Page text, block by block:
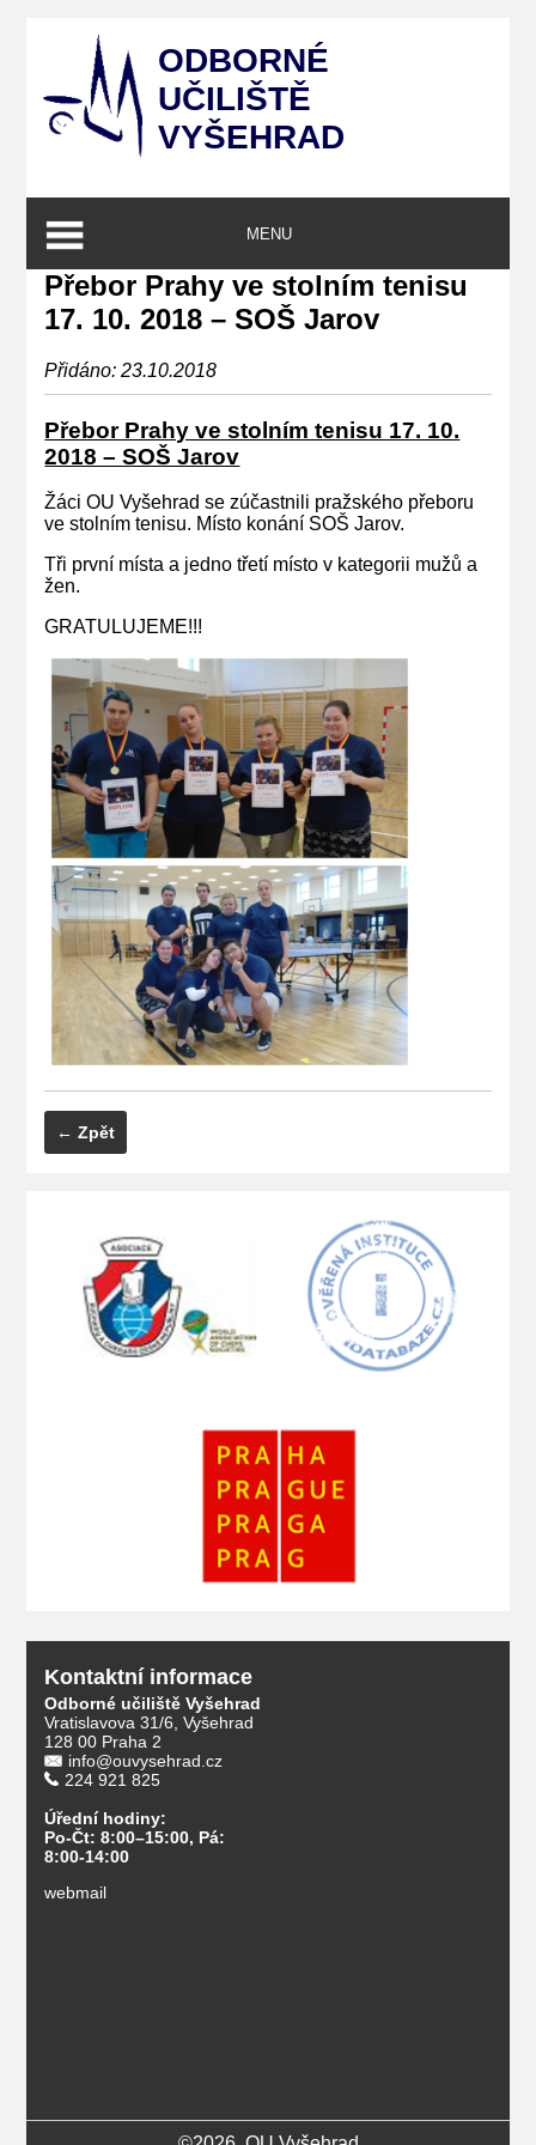
ODBORNÉ
UČILIŠTĚ
VYŠEHRAD
MENU
Přebor Prahy ve stolním tenisu
17. 10. 2018 – SOŠ Jarov
Přidáno: 23.10.2018
Přebor Prahy ve stolním tenisu 17. 10.
2018 – SOŠ Jarov
Žáci OU Vyšehrad se zúčastnili pražského přeboru
ve stolním tenisu. Místo konání SOŠ Jarov.
Tři první místa a jedno třetí místo v kategorii mužů a
žen.
GRATULUJEME!!!
← Zpět
Kontaktní informace
Odborné učiliště Vyšehrad
Vratislavova 31/6, Vyšehrad
128 00 Praha 2
info@ouvysehrad.cz
224 921 825
Úřední hodiny:
Po-Čt: 8:00–15:00, Pá:
8:00-14:00
webmail